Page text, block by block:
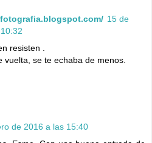
15 de
resisten .
vuelta, se te echaba de menos.
de 2016 a las 15:40